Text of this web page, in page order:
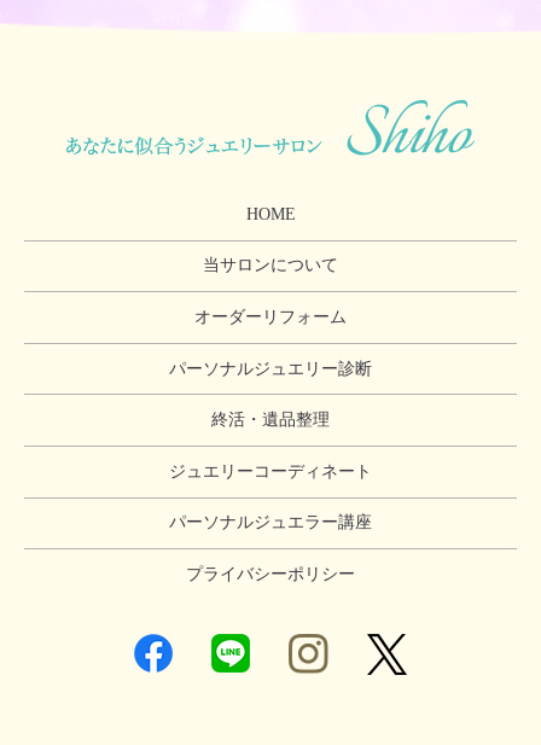
HOME
当サロンについて
オーダーリフォーム
パーソナルジュエリー診断
終活・遺品整理
ジュエリーコーディネート
パーソナルジュエラー講座
プライバシーポリシー